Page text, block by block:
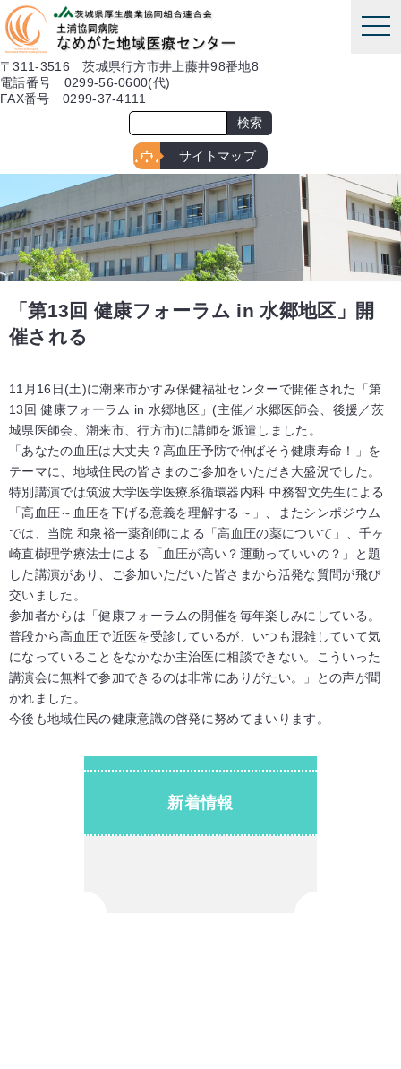
本文へ
〒311-3516 茨城県行方市井上藤井98番地8
電話番号 0299-56-0600(代)
FAX番号 0299-37-4111
サイトマップ
「第13回 健康フォーラム in 水郷地区」開
催される
11月16日(土)に潮来市かすみ保健福祉センターで開催された「第
13回 健康フォーラム in 水郷地区」(主催／水郷医師会、後援／茨
城県医師会、潮来市、行方市)に講師を派遣しました。
「あなたの血圧は大丈夫？高血圧予防で伸ばそう健康寿命！」を
テーマに、地域住民の皆さまのご参加をいただき大盛況でした。
特別講演では筑波大学医学医療系循環器内科 中務智文先生による
「高血圧～血圧を下げる意義を理解する～」、またシンポジウム
では、当院 和泉裕一薬剤師による「高血圧の薬について」、千ヶ
崎直樹理学療法士による「血圧が高い？運動っていいの？」と題
した講演があり、ご参加いただいた皆さまから活発な質問が飛び
交いました。
参加者からは「健康フォーラムの開催を毎年楽しみにしている。
普段から高血圧で近医を受診しているが、いつも混雑していて気
になっていることをなかなか主治医に相談できない。こういった
講演会に無料で参加できるのは非常にありがたい。」との声が聞
かれました。
今後も地域住民の健康意識の啓発に努めてまいります。
新着情報